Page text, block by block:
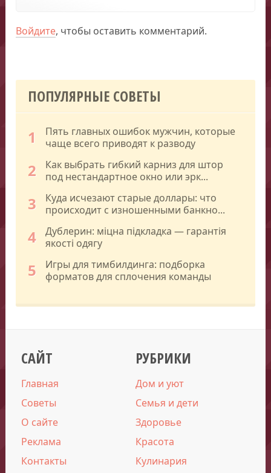
Войдите, чтобы оставить комментарий.
ПОПУЛЯРНЫЕ СОВЕТЫ
1
Пять главных ошибок мужчин, которые
чаще всего приводят к разводу
2
Как выбрать гибкий карниз для штор
под нестандартное окно или эрк...
3
Куда исчезают старые доллары: что
происходит с изношенными банкно...
4
Дублерин: міцна підкладка — гарантія
якості одягу
5
Игры для тимбилдинга: подборка
форматов для сплочения команды
САЙТ
Главная
Советы
О сайте
Реклама
Контакты
РУБРИКИ
Дом и уют
Семья и дети
Здоровье
Красота
Кулинария